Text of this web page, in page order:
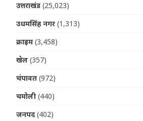
उत्तराखंड (25,023)
उधमसिंह नगर (1,313)
क्राइम (3,458)
खेल (357)
चंपावत (972)
चमोली (440)
जनपद (402)